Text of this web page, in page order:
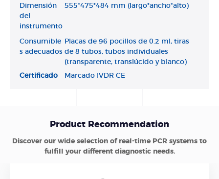
Dimensión
del
instrumento
555*475*484 mm (largo*ancho*alto)
Consumible
s adecuados
Placas de 96 pocillos de 0.2 ml, tiras
de 8 tubos, tubos individuales
(transparente, translúcido y blanco)
Certificado
Marcado IVDR CE
Product Recommendation
Discover our wide selection of real-time PCR systems to
fulfill your different diagnostic needs.